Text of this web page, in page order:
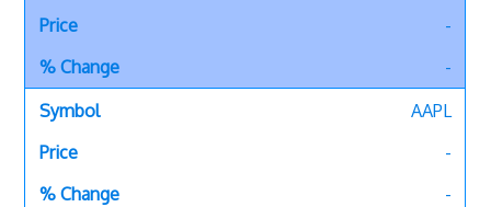
-
-
AAPL
-
-